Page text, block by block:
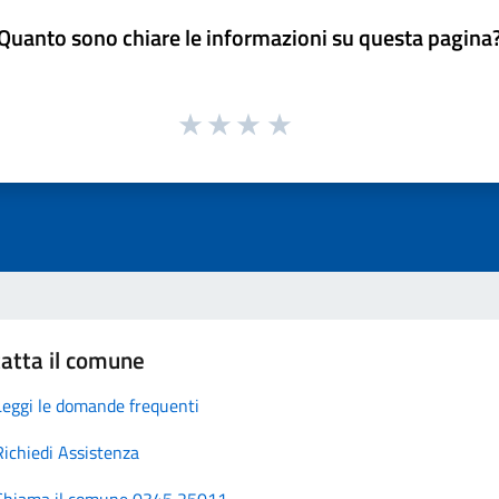
sono chiare le informazioni su questa
il comune
le domande frequenti
Assistenza